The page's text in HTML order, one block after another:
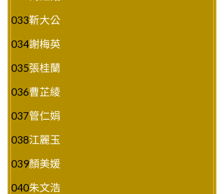
033靳大公
034謝梅英
035張桂蘭
036曹芷綾
037管仁娟
038江麗玉
039顏美媛
040朱文浩